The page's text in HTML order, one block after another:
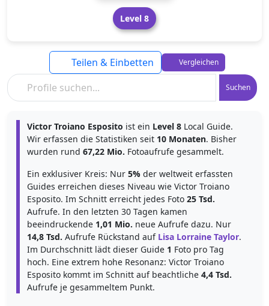
Level 8
Suchen
Teilen & Einbetten Vergleichen
Victor Troiano Esposito ist ein Level 8 Local Guide.
Wir erfassen die Statistiken seit 10 Monaten. Bisher
wurden rund 67,22 Mio. Fotoaufrufe gesammelt.
Ein exklusiver Kreis: Nur 5% der weltweit erfassten
Guides erreichen dieses Niveau wie Victor Troiano
Esposito. Im Schnitt erreicht jedes Foto 25 Tsd.
Aufrufe. In den letzten 30 Tagen kamen
beeindruckende 1,01 Mio. neue Aufrufe dazu. Nur
14,8 Tsd. Aufrufe Rückstand auf Lisa Lorraine Taylor.
Im Durchschnitt lädt dieser Guide 1 Foto pro Tag
hoch. Eine extrem hohe Resonanz: Victor Troiano
Esposito kommt im Schnitt auf beachtliche 4,4 Tsd.
Aufrufe je gesammeltem Punkt.